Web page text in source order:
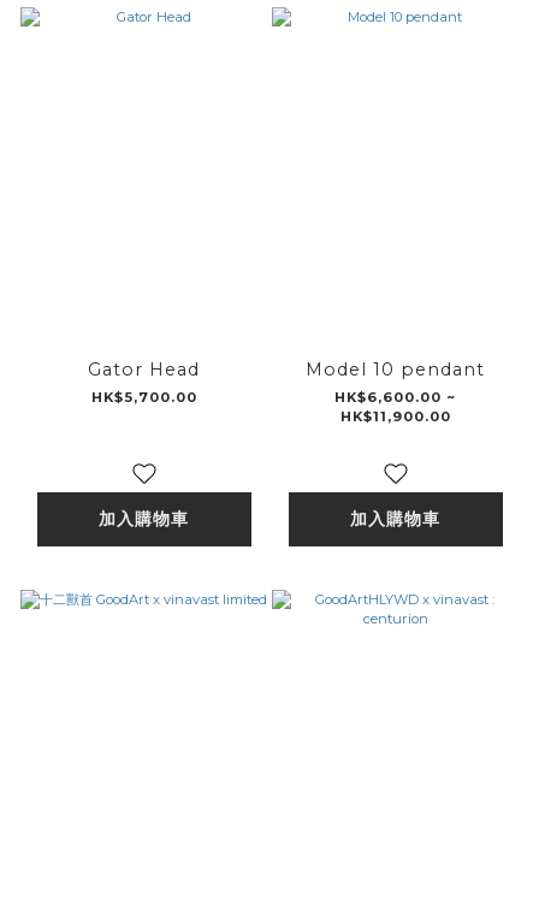
Gator Head
HK$5,700.00
加入購物車
Model 10 pendant
HK$6,600.00 ~
HK$11,900.00
加入購物車